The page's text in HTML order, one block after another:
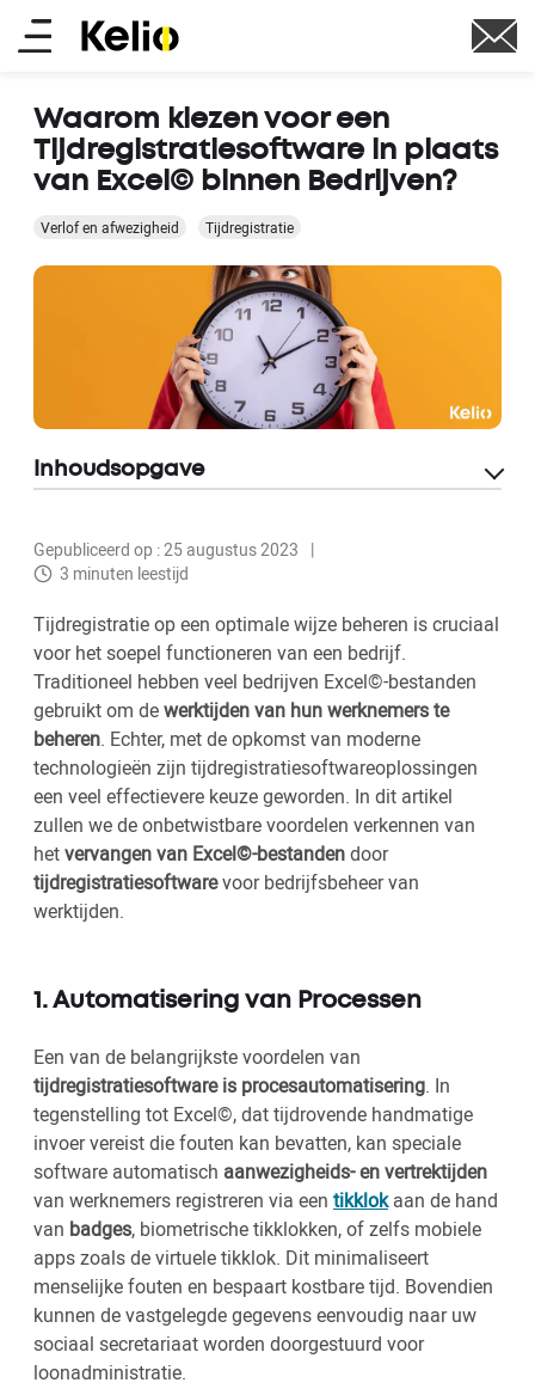
Skip
Main
Waarom kiezen voor een
Tijdregistratiesoftware in plaats
van Excel© binnen Bedrijven?
Verlof en afwezigheid Tijdregistratie
Gepubliceerd op : 25 augustus 2023
3 minuten leestijd
Tijdregistratie op een optimale wijze beheren is cruciaal
voor het soepel functioneren van een bedrijf.
Traditioneel hebben veel bedrijven Excel©-bestanden
gebruikt om dewerktijden van hun werknemers te
beheren. Echter, met de opkomst van moderne
technologieën zijn tijdregistratiesoftwareoplossingen
een veel effectievere keuze geworden. In dit artikel
zullen we de onbetwistbare voordelen verkennen van
hetvervangen van Excel©-bestandendoor
tijdregistratiesoftwarevoor bedrijfsbeheer van
werktijden.
1. Automatisering van Processen
Een van de belangrijkste voordelen van
tijdregistratiesoftware is procesautomatisering. In
tegenstelling tot Excel©, dat tijdrovende handmatige
invoer vereist die fouten kan bevatten, kan speciale
software automatisch aanwezigheids- en vertrektijden
van werknemers registreren via een tikklokaan de hand
van badges, biometrische tikklokken, of zelfs mobiele
apps zoals de virtuele tikklok. Dit minimaliseert
menselijke fouten en bespaart kostbare tijd. Bovendien
kunnen de vastgelegde gegevens eenvoudig naar uw
sociaal secretariaat worden doorgestuurd voor
loonadministratie.
Inhoudsopgave